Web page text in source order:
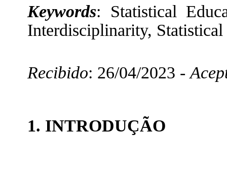
Keywords: Statistical
Interdisciplinarity,
Recibido: 26/04/2023 -
1. INTRODUÇÃO